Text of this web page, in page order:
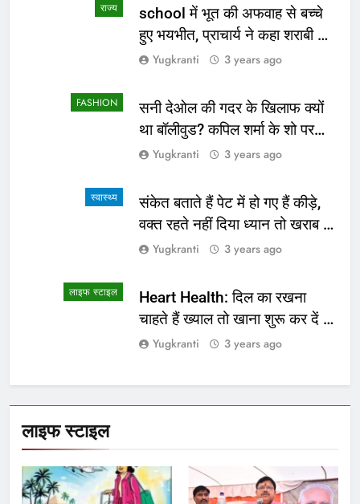
लाइफ स्टाइल
राज्य
school में भूत की अफवाह से बच्चे
हुए भयभीत, प्राचार्य ने कहा शराबी ने
उड़ाई अफवाह
Yugkranti 3 years ago
FASHION
सनी देओल की गदर के खिलाफ क्यों
था बॉलीवुड? कपिल शर्मा के शो पर
सामने आई सच्चाई
Yugkranti 3 years ago
स्वास्थ्य
संकेत बताते हैं पेट में हो गए हैं कीड़े,
वक्त रहते नहीं दिया ध्यान तो खराब हो
जाएगी हालत
Yugkranti 3 years ago
लाइफ स्टाइल
Heart Health: दिल का रखना
चाहते हैं ख्याल तो खाना शुरू कर दें ये
4 चीजें
Yugkranti 3 years ago